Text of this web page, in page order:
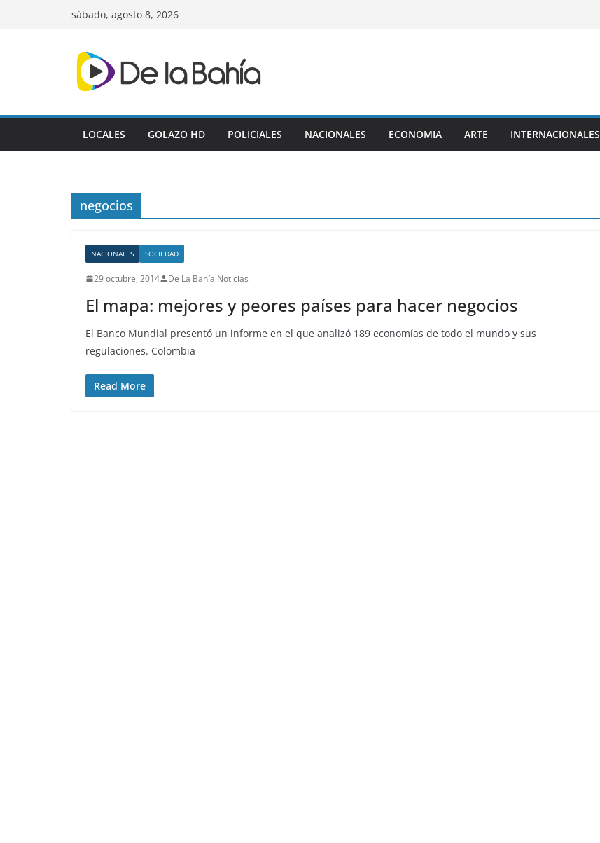
sábado, agosto 8, 2026
LOCALES GOLAZO HD POLICIALES NACIONALES ECONOMIA ARTE INTERNACIONALES
negocios
NACIONALES SOCIEDAD
29 octubre, 2014 De La Bahía Noticias
El mapa: mejores y peores países para hacer negocios
El Banco Mundial presentó un informe en el que analizó 189 economías de todo el mundo y sus
regulaciones. Colombia
Read More